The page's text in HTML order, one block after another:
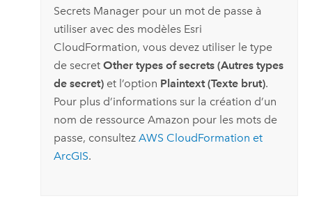
Secrets Managerpour un mot de passe à
utiliser avec des modèles Esri
CloudFormation, vous devez utiliser le type
de secret Other types of secrets (Autres types
de secret)et l’option Plaintext (Texte brut).
Pour plus d’informations sur la création d’un
nom de ressource Amazon pour les mots de
passe, consultez AWS CloudFormation et
ArcGIS.